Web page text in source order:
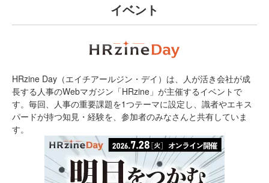
イベント
HRzine Day（エイチアールジン・デイ）は、人が活き会社が成
長する人事のWebマガジン「HRzine」が主催するイベントで
す。毎回、人事の重要課題を1つテーマに設定し、識者やエキス
パードが持つ知見・経験を、参加者のみなさんと共有していま
す。